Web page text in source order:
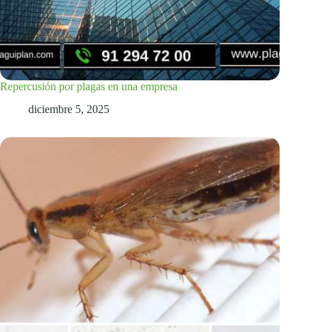
Repercusión por plagas en una empresa
diciembre 5, 2025